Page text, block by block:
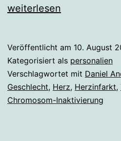
weiterlesen
Veröffentlicht am 10. August
Kategorisiert als personalien
Verschlagwortet mit Daniel
Geschlecht, Herz, Herzinfarkt,
Chromosom-Inaktivierung